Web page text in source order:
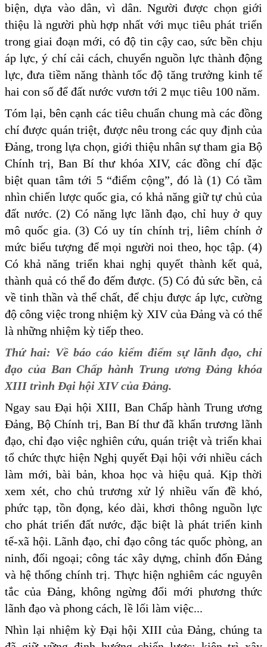
biện, dựa vào dân, vì dân. Người được chọn giới
thiệu là người phù hợp nhất với mục tiêu phát triển
trong giai đoạn mới, có độ tin cậy cao, sức bền chịu
áp lực, ý chí cải cách, chuyển nguồn lực thành động
lực, đưa tiềm năng thành tốc độ tăng trưởng kinh tế
hai con số để đất nước vươn tới 2 mục tiêu 100 năm.
Tóm lại, bên cạnh các tiêu chuẩn chung mà các đồng
chí được quán triệt, được nêu trong các quy định của
Đảng, trong lựa chọn, giới thiệu nhân sự tham gia Bộ
Chính trị, Ban Bí thư khóa XIV, các đồng chí đặc
biệt quan tâm tới 5 “điểm cộng”, đó là (1) Có tầm
nhìn chiến lược quốc gia, có khả năng giữ tự chủ của
đất nước. (2) Có năng lực lãnh đạo, chỉ huy ở quy
mô quốc gia. (3) Có uy tín chính trị, liêm chính ở
mức biểu tượng để mọi người noi theo, học tập. (4)
Có khả năng triển khai nghị quyết thành kết quả,
thành quả có thể đo đếm được. (5) Có đủ sức bền, cả
về tinh thần và thể chất, để chịu được áp lực, cường
độ công việc trong nhiệm kỳ XIV của Đảng và có thể
là những nhiệm kỳ tiếp theo.
Thứ hai: Về báo cáo kiểm điểm sự lãnh đạo, chỉ
đạo của Ban Chấp hành Trung ương Đảng khóa
XIII trình Đại hội XIV của Đảng.
Ngay sau Đại hội XIII, Ban Chấp hành Trung ương
Đảng, Bộ Chính trị, Ban Bí thư đã khẩn trương lãnh
đạo, chỉ đạo việc nghiên cứu, quán triệt và triển khai
tổ chức thực hiện Nghị quyết Đại hội với nhiều cách
làm mới, bài bản, khoa học và hiệu quả. Kịp thời
xem xét, cho chủ trương xử lý nhiều vấn đề khó,
phức tạp, tồn đọng, kéo dài, khơi thông nguồn lực
cho phát triển đất nước, đặc biệt là phát triển kinh
tế-xã hội. Lãnh đạo, chỉ đạo công tác quốc phòng, an
ninh, đối ngoại; công tác xây dựng, chỉnh đốn Đảng
và hệ thống chính trị. Thực hiện nghiêm các nguyên
tắc của Đảng, không ngừng đổi mới phương thức
lãnh đạo và phong cách, lề lối làm việc...
Nhìn lại nhiệm kỳ Đại hội XIII của Đảng, chúng ta